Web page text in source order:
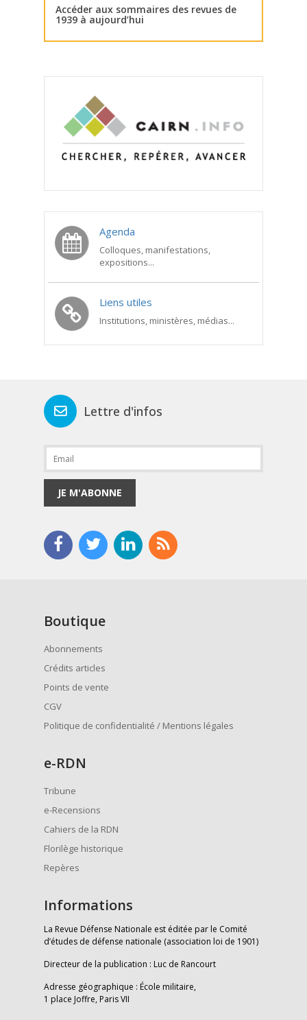
Accéder aux sommaires des revues de
1939 à aujourd’hui
Agenda
Colloques, manifestations,
expositions...
Liens utiles
Institutions, ministères, médias...
Lettre d'infos
JE M'ABONNE
Boutique
Abonnements
Crédits articles
Points de vente
CGV
Politique de confidentialité / Mentions légales
e-RDN
Tribune
e-Recensions
Cahiers de la RDN
Florilège historique
Repères
Informations
La Revue Défense Nationale est éditée par le Comité
d’études de défense nationale (association loi de 1901)
Directeur de la publication : Luc de Rancourt
Adresse géographique : École militaire,
1 place Joffre, Paris VII